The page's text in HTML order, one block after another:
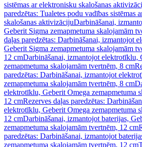
sistēmas ar elektronisku skalošanas
paredzētas: Tualetes podu vadības sistēmas
skalošanas aktivizācijuDarbināšanai,
Geberit Sigma zemapmetuma skalojamām
daļas paredzētas: Darbināšanai, izmantojot
Geberit Sigma zemapmetuma skalojamām
12 cmDarbināšanai, izmantojot elektrotīklu,
zemapmetuma skalojamām tvertnēm, 8 cm
paredzētas: Darbināšanai, izmantojot
zemapmetuma skalojamām tvertnēm, 8 cm
elektrotīklu, Geberit Omega zemapmetuma
12 cmRezerves daļas paredzētas:
elektrotīklu, Geberit Omega zemapmetuma
12 cmDarbināšanai, izmantojot baterijas,
zemapmetuma skalojamām tvertnēm, 12 cm
paredzētas: Darbināšanai, izmantojot
zemapmetuma skalojamām tvertnēm, 12 cm